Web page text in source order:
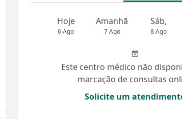
Hoje
6 Ago
Amanhã
7 Ago
Sáb,
8 Ago
Este centro médico não
marcação de consultas
Solicite um